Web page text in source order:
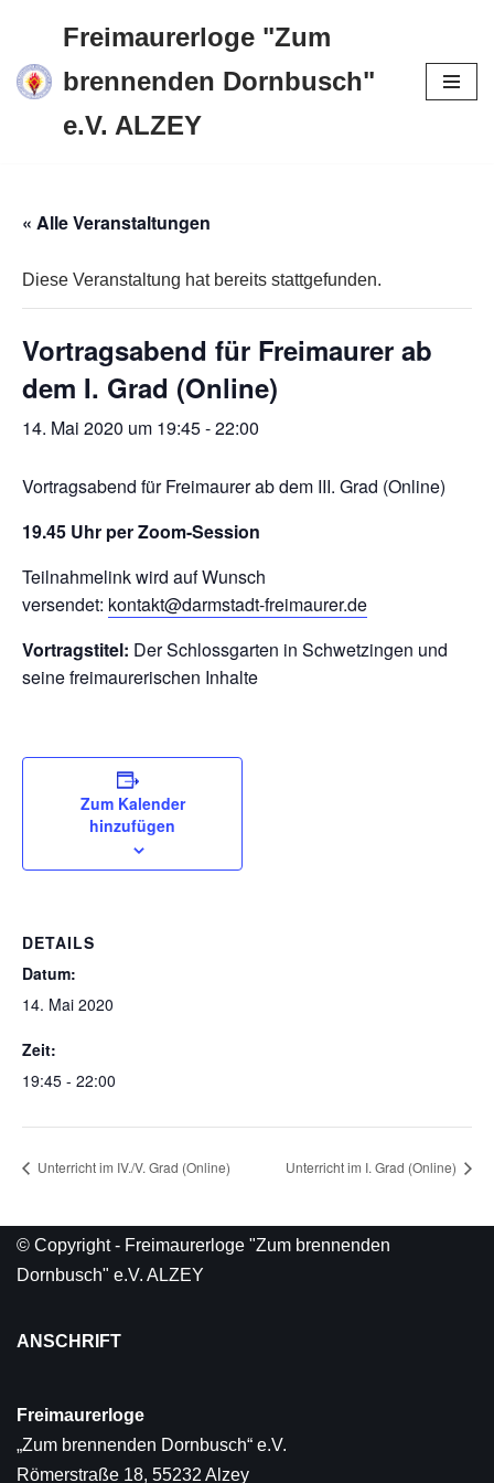
Zum
Inhalt
springen
Freimaurerloge "Zum
brennenden Dornbusch"
e.V. ALZEY
« Alle Veranstaltungen
Diese Veranstaltung hat bereits stattgefunden.
Vortragsabend für Freimaurer ab
dem I. Grad (Online)
14. Mai 2020 um 19:45-22:00
Vortragsabend für Freimaurer ab dem III. Grad (Online)
19.45 Uhr per Zoom-Session
Teilnahmelink wird auf Wunsch
versendet: kontakt@darmstadt-freimaurer.de
Vortragstitel: Der Schlossgarten in Schwetzingen und
seine freimaurerischen Inhalte
Zum Kalender
hinzufügen
DETAILS
Datum:
14. Mai 2020
Zeit:
19:45 - 22:00
Unterricht im IV./V. Grad (Online) Unterricht im I. Grad (Online)
© Copyright - Freimaurerloge "Zum brennenden
Dornbusch" e.V. ALZEY
ANSCHRIFT
Freimaurerloge
„Zum brennenden Dornbusch“ e.V.
Römerstraße 18, 55232 Alzey